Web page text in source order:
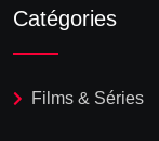
Catégories
Films & Séries